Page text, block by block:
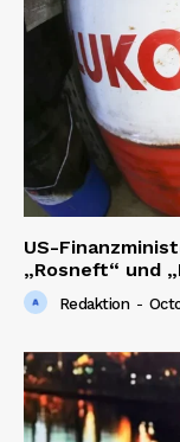
US-
„Rosneft“ und
Redaktion -